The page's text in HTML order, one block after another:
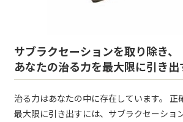
サブラクセーションを取り除き、
あなたの治る力を最大限に引き出
治る力はあなたの中に存在しています。
最大限に引き出すには、サブラクセーショ